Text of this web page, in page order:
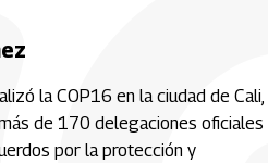
la COP16 en la ciudad de Cali,
de 170 delegaciones oficiales
por la protección y